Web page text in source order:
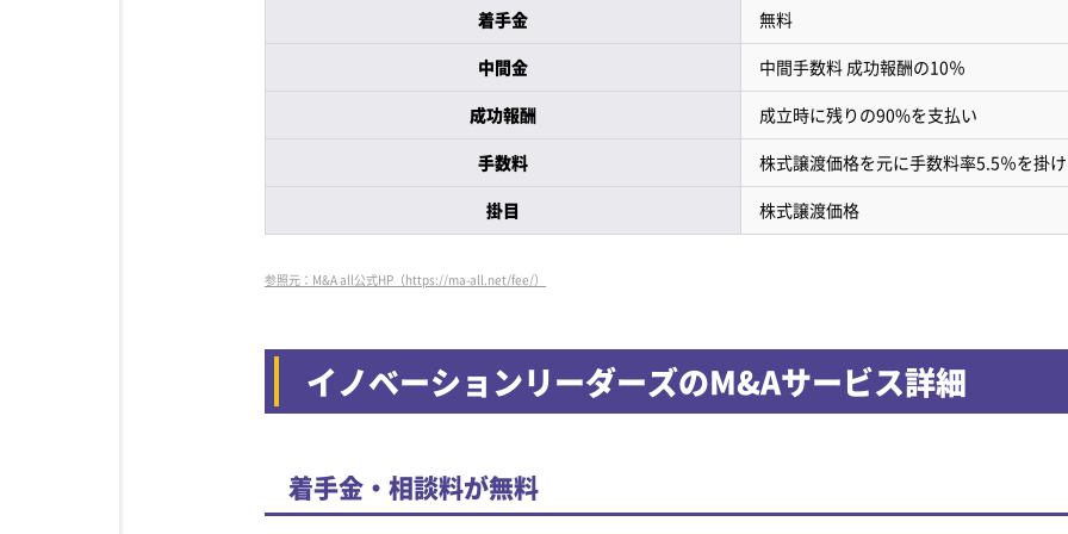
着手金
無料
中間金
中間手数料 成功報酬の10％
成功報酬
成立時に残りの90%を支払い
手数料
株式譲渡価格を元に手数料率5.5％を掛
掛目
株式譲渡価格
参照元：M&A all公式HP（https://ma-all.net/fee/）
イノベーションリーダーズのM&Aサービス詳細
着手金・相談料が無料